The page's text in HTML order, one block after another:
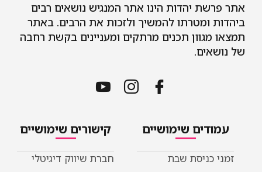
אתר פרשת יהדות הינו אתר המנגיש נושאים רבים
ביהדות ומטרתו להמשיך ולזכות את הרבים. באתר
תמצאו מגוון תכנים מרתקים ומעניינים בקשת רחבה
של נושאים.
עמודים שימושיים
זמני כניסת שבת
קישורים שימושיים
חברת שיווק דיגיטלי